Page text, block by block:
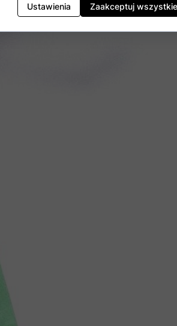
Ustawienia Zaakceptuj wszystkie